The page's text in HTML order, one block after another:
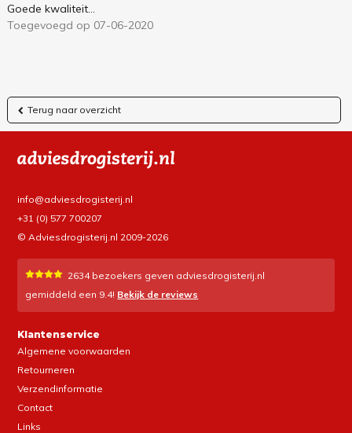
Goede kwaliteit...
Toegevoegd op 07-06-2020
Terug naar overzicht
info@adviesdrogisterij.nl
+31 (0) 577 700207
© Adviesdrogisterij.nl 2009-2026
2634bezoekers geven adviesdrogisterij.nl
gemiddeld een 9.4! Bekijk de reviews
Klantenservice
Algemene voorwaarden
Retourneren
Verzendinformatie
Contact
Links